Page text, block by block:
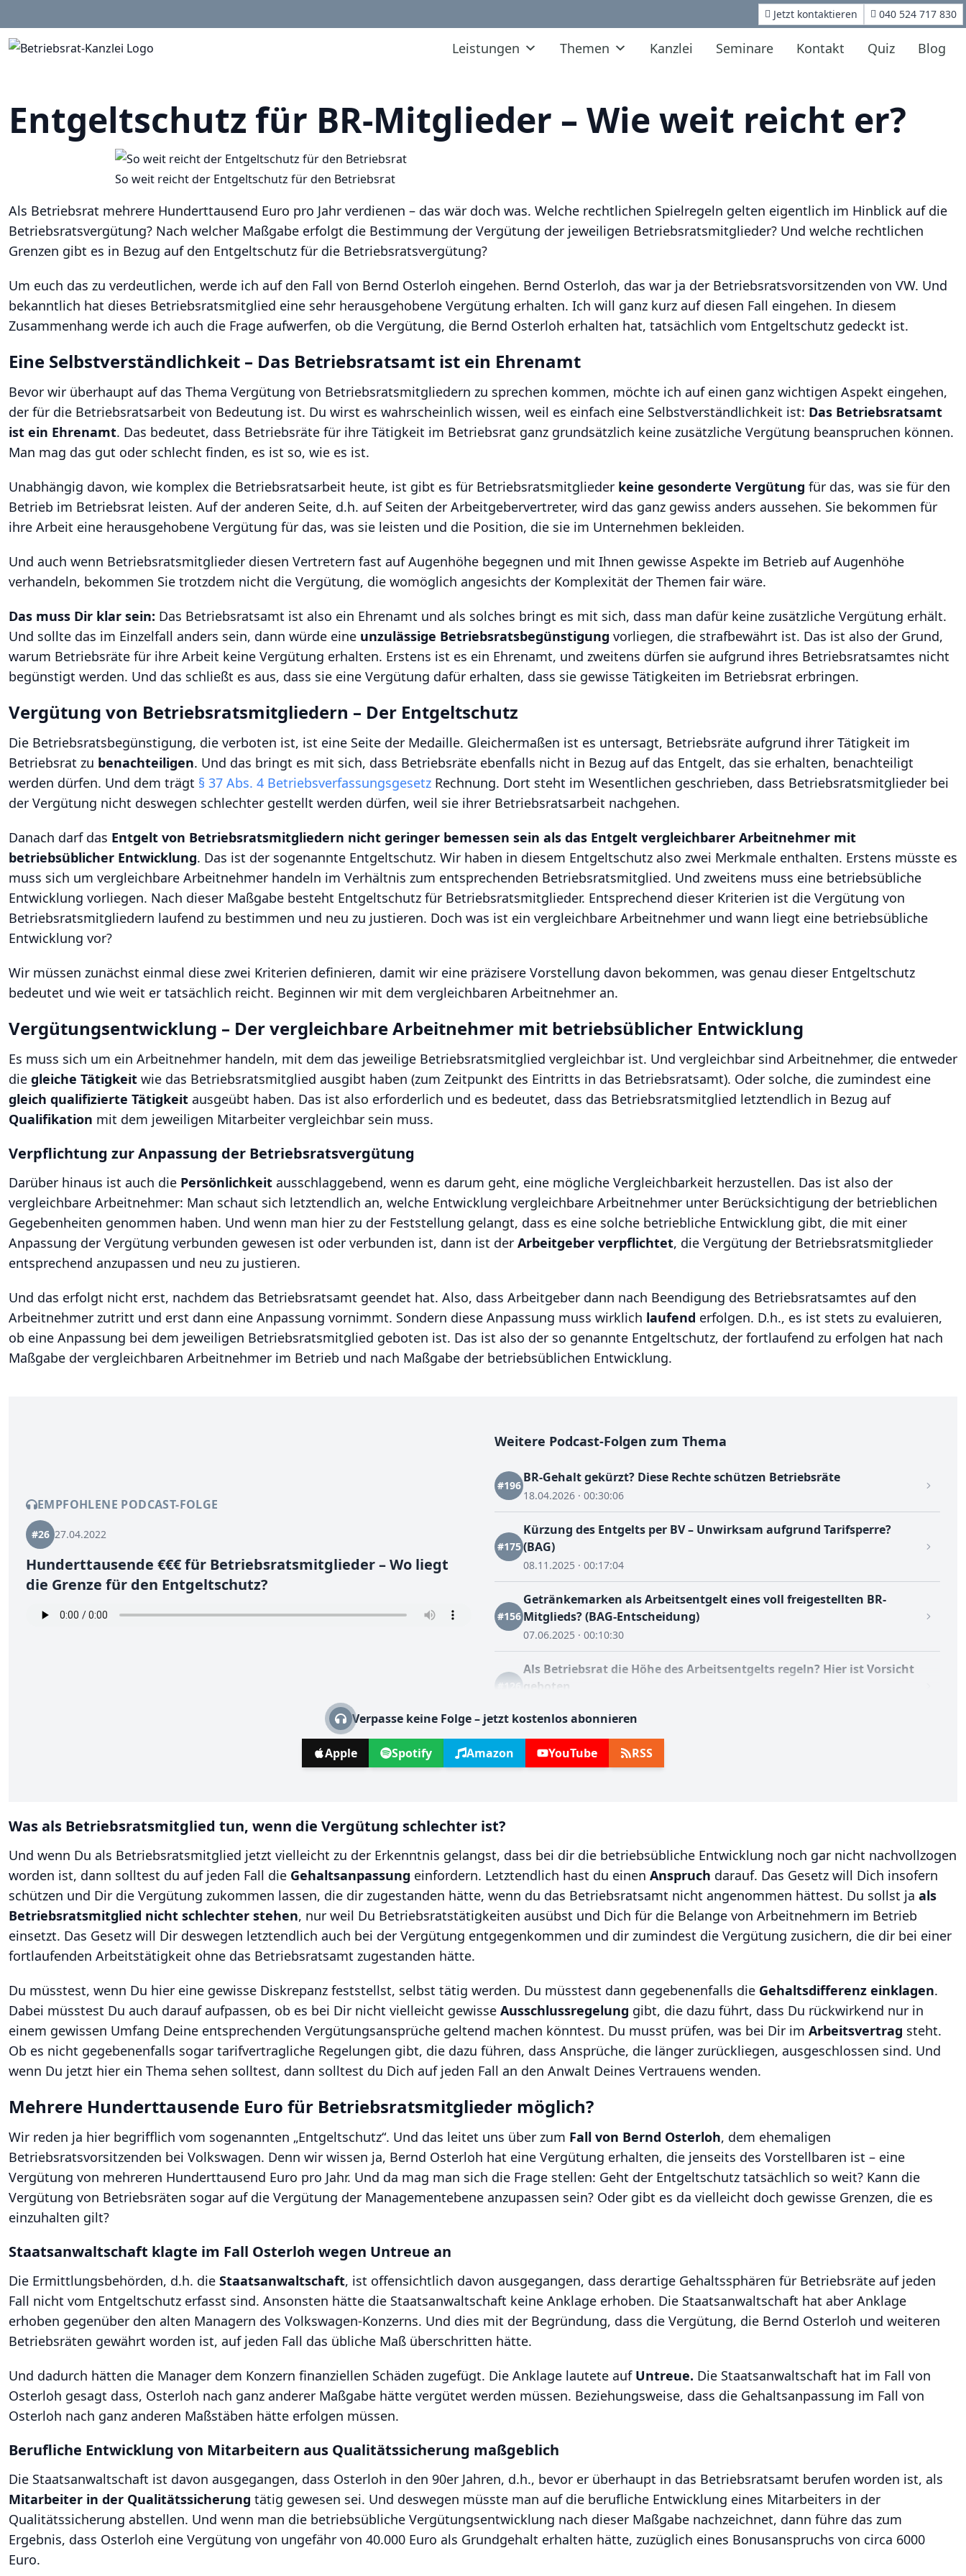
Jetzt kontaktieren 040 524 717 830
Leistungen Themen Kanzlei Seminare Kontakt Quiz Blog
Entgeltschutz für BR-Mitglieder – Wie weit reicht er?
So weit reicht der Entgeltschutz für den Betriebsrat
Als Betriebsrat mehrere Hunderttausend Euro pro Jahr verdienen – das wär doch was. Welche rechtlichen Spielregeln gelten eigentlich im Hinblick auf die
Betriebsratsvergütung? Nach welcher Maßgabe erfolgt die Bestimmung der Vergütung der jeweiligen Betriebsratsmitglieder? Und welche rechtlichen
Grenzen gibt es in Bezug auf den Entgeltschutz für die Betriebsratsvergütung?
Um euch das zu verdeutlichen, werde ich auf den Fall von Bernd Osterloh eingehen. Bernd Osterloh, das war ja der Betriebsratsvorsitzenden von VW. Und
bekanntlich hat dieses Betriebsratsmitglied eine sehr herausgehobene Vergütung erhalten. Ich will ganz kurz auf diesen Fall eingehen. In diesem
Zusammenhang werde ich auch die Frage aufwerfen, ob die Vergütung, die Bernd Osterloh erhalten hat, tatsächlich vom Entgeltschutz gedeckt ist.
Eine Selbstverständlichkeit – Das Betriebsratsamt ist ein Ehrenamt
Bevor wir überhaupt auf das Thema Vergütung von Betriebsratsmitgliedern zu sprechen kommen, möchte ich auf einen ganz wichtigen Aspekt eingehen,
der für die Betriebsratsarbeit von Bedeutung ist. Du wirst es wahrscheinlich wissen, weil es einfach eine Selbstverständlichkeit ist: Das Betriebsratsamt
ist ein Ehrenamt. Das bedeutet, dass Betriebsräte für ihre Tätigkeit im Betriebsrat ganz grundsätzlich keine zusätzliche Vergütung beanspruchen können.
Man mag das gut oder schlecht finden, es ist so, wie es ist.
Unabhängig davon, wie komplex die Betriebsratsarbeit heute, ist gibt es für Betriebsratsmitglieder keine gesonderte Vergütung für das, was sie für den
Betrieb im Betriebsrat leisten. Auf der anderen Seite, d.h. auf Seiten der Arbeitgebervertreter, wird das ganz gewiss anders aussehen. Sie bekommen für
ihre Arbeit eine herausgehobene Vergütung für das, was sie leisten und die Position, die sie im Unternehmen bekleiden.
Und auch wenn Betriebsratsmitglieder diesen Vertretern fast auf Augenhöhe begegnen und mit Ihnen gewisse Aspekte im Betrieb auf Augenhöhe
verhandeln, bekommen Sie trotzdem nicht die Vergütung, die womöglich angesichts der Komplexität der Themen fair wäre.
Das muss Dir klar sein: Das Betriebsratsamt ist also ein Ehrenamt und als solches bringt es mit sich, dass man dafür keine zusätzliche Vergütung erhält.
Und sollte das im Einzelfall anders sein, dann würde eine unzulässige Betriebsratsbegünstigung vorliegen, die strafbewährt ist. Das ist also der Grund,
warum Betriebsräte für ihre Arbeit keine Vergütung erhalten. Erstens ist es ein Ehrenamt, und zweitens dürfen sie aufgrund ihres Betriebsratsamtes nicht
begünstigt werden. Und das schließt es aus, dass sie eine Vergütung dafür erhalten, dass sie gewisse Tätigkeiten im Betriebsrat erbringen.
Vergütung von Betriebsratsmitgliedern – Der Entgeltschutz
Die Betriebsratsbegünstigung, die verboten ist, ist eine Seite der Medaille. Gleichermaßen ist es untersagt, Betriebsräte aufgrund ihrer Tätigkeit im
Betriebsrat zu benachteiligen. Und das bringt es mit sich, dass Betriebsräte ebenfalls nicht in Bezug auf das Entgelt, das sie erhalten, benachteiligt
werden dürfen. Und dem trägt § 37 Abs. 4 Betriebsverfassungsgesetz Rechnung. Dort steht im Wesentlichen geschrieben, dass Betriebsratsmitglieder bei
der Vergütung nicht deswegen schlechter gestellt werden dürfen, weil sie ihrer Betriebsratsarbeit nachgehen.
Danach darf das Entgelt von Betriebsratsmitgliedern nicht geringer bemessen sein als das Entgelt vergleichbarer Arbeitnehmer mit
betriebsüblicher Entwicklung. Das ist der sogenannte Entgeltschutz. Wir haben in diesem Entgeltschutz also zwei Merkmale enthalten. Erstens müsste es
muss sich um vergleichbare Arbeitnehmer handeln im Verhältnis zum entsprechenden Betriebsratsmitglied. Und zweitens muss eine betriebsübliche
Entwicklung vorliegen. Nach dieser Maßgabe besteht Entgeltschutz für Betriebsratsmitglieder. Entsprechend dieser Kriterien ist die Vergütung von
Betriebsratsmitgliedern laufend zu bestimmen und neu zu justieren. Doch was ist ein vergleichbare Arbeitnehmer und wann liegt eine betriebsübliche
Entwicklung vor?
Wir müssen zunächst einmal diese zwei Kriterien definieren, damit wir eine präzisere Vorstellung davon bekommen, was genau dieser Entgeltschutz
bedeutet und wie weit er tatsächlich reicht. Beginnen wir mit dem vergleichbaren Arbeitnehmer an.
Vergütungsentwicklung – Der vergleichbare Arbeitnehmer mit betriebsüblicher Entwicklung
Es muss sich um ein Arbeitnehmer handeln, mit dem das jeweilige Betriebsratsmitglied vergleichbar ist. Und vergleichbar sind Arbeitnehmer, die entweder
die gleiche Tätigkeit wie das Betriebsratsmitglied ausgibt haben (zum Zeitpunkt des Eintritts in das Betriebsratsamt). Oder solche, die zumindest eine
gleich qualifizierte Tätigkeit ausgeübt haben. Das ist also erforderlich und es bedeutet, dass das Betriebsratsmitglied letztendlich in Bezug auf
Qualifikation mit dem jeweiligen Mitarbeiter vergleichbar sein muss.
Verpflichtung zur Anpassung der Betriebsratsvergütung
Darüber hinaus ist auch die Persönlichkeit ausschlaggebend, wenn es darum geht, eine mögliche Vergleichbarkeit herzustellen. Das ist also der
vergleichbare Arbeitnehmer: Man schaut sich letztendlich an, welche Entwicklung vergleichbare Arbeitnehmer unter Berücksichtigung der betrieblichen
Gegebenheiten genommen haben. Und wenn man hier zu der Feststellung gelangt, dass es eine solche betriebliche Entwicklung gibt, die mit einer
Anpassung der Vergütung verbunden gewesen ist oder verbunden ist, dann ist der Arbeitgeber verpflichtet, die Vergütung der Betriebsratsmitglieder
entsprechend anzupassen und neu zu justieren.
Und das erfolgt nicht erst, nachdem das Betriebsratsamt geendet hat. Also, dass Arbeitgeber dann nach Beendigung des Betriebsratsamtes auf den
Arbeitnehmer zutritt und erst dann eine Anpassung vornimmt. Sondern diese Anpassung muss wirklich laufend erfolgen. D.h., es ist stets zu evaluieren,
ob eine Anpassung bei dem jeweiligen Betriebsratsmitglied geboten ist. Das ist also der so genannte Entgeltschutz, der fortlaufend zu erfolgen hat nach
Maßgabe der vergleichbaren Arbeitnehmer im Betrieb und nach Maßgabe der betriebsüblichen Entwicklung.
EMPFOHLENE PODCAST-FOLGE
#26 27.04.2022
Hunderttausende €€€ für Betriebsratsmitglieder – Wo liegt
die Grenze für den Entgeltschutz?
Weitere Podcast-Folgen zum Thema
#196
BR-Gehalt gekürzt? Diese Rechte schützen Betriebsräte
18.04.2026 · 00:30:06
#175
Kürzung des Entgelts per BV – Unwirksam aufgrund Tarifsperre?
(BAG)
08.11.2025 · 00:17:04
#156
Getränkemarken als Arbeitsentgelt eines voll freigestellten BR-
Mitglieds? (BAG-Entscheidung)
07.06.2025 · 00:10:30
#126
Als Betriebsrat die Höhe des Arbeitsentgelts regeln? Hier ist Vorsicht
geboten
Verpasse keine Folge – jetzt kostenlos abonnieren
Apple Spotify Amazon YouTube RSS
Was als Betriebsratsmitglied tun, wenn die Vergütung schlechter ist?
Und wenn Du als Betriebsratsmitglied jetzt vielleicht zu der Erkenntnis gelangst, dass bei dir die betriebsübliche Entwicklung noch gar nicht nachvollzogen
worden ist, dann solltest du auf jeden Fall die Gehaltsanpassung einfordern. Letztendlich hast du einen Anspruch darauf. Das Gesetz will Dich insofern
schützen und Dir die Vergütung zukommen lassen, die dir zugestanden hätte, wenn du das Betriebsratsamt nicht angenommen hättest. Du sollst ja als
Betriebsratsmitglied nicht schlechter stehen, nur weil Du Betriebsratstätigkeiten ausübst und Dich für die Belange von Arbeitnehmern im Betrieb
einsetzt. Das Gesetz will Dir deswegen letztendlich auch bei der Vergütung entgegenkommen und dir zumindest die Vergütung zusichern, die dir bei einer
fortlaufenden Arbeitstätigkeit ohne das Betriebsratsamt zugestanden hätte.
Du müsstest, wenn Du hier eine gewisse Diskrepanz feststellst, selbst tätig werden. Du müsstest dann gegebenenfalls die Gehaltsdifferenz einklagen.
Dabei müsstest Du auch darauf aufpassen, ob es bei Dir nicht vielleicht gewisse Ausschlussregelung gibt, die dazu führt, dass Du rückwirkend nur in
einem gewissen Umfang Deine entsprechenden Vergütungsansprüche geltend machen könntest. Du musst prüfen, was bei Dir im Arbeitsvertrag steht.
Ob es nicht gegebenenfalls sogar tarifvertragliche Regelungen gibt, die dazu führen, dass Ansprüche, die länger zurückliegen, ausgeschlossen sind. Und
wenn Du jetzt hier ein Thema sehen solltest, dann solltest du Dich auf jeden Fall an den Anwalt Deines Vertrauens wenden.
Mehrere Hunderttausende Euro für Betriebsratsmitglieder möglich?
Wir reden ja hier begrifflich vom sogenannten „Entgeltschutz“. Und das leitet uns über zum Fall von Bernd Osterloh, dem ehemaligen
Betriebsratsvorsitzenden bei Volkswagen. Denn wir wissen ja, Bernd Osterloh hat eine Vergütung erhalten, die jenseits des Vorstellbaren ist – eine
Vergütung von mehreren Hunderttausend Euro pro Jahr. Und da mag man sich die Frage stellen: Geht der Entgeltschutz tatsächlich so weit? Kann die
Vergütung von Betriebsräten sogar auf die Vergütung der Managementebene anzupassen sein? Oder gibt es da vielleicht doch gewisse Grenzen, die es
einzuhalten gilt?
Staatsanwaltschaft klagte im Fall Osterloh wegen Untreue an
Die Ermittlungsbehörden, d.h. die Staatsanwaltschaft, ist offensichtlich davon ausgegangen, dass derartige Gehaltssphären für Betriebsräte auf jeden
Fall nicht vom Entgeltschutz erfasst sind. Ansonsten hätte die Staatsanwaltschaft keine Anklage erhoben. Die Staatsanwaltschaft hat aber Anklage
erhoben gegenüber den alten Managern des Volkswagen-Konzerns. Und dies mit der Begründung, dass die Vergütung, die Bernd Osterloh und weiteren
Betriebsräten gewährt worden ist, auf jeden Fall das übliche Maß überschritten hätte.
Und dadurch hätten die Manager dem Konzern finanziellen Schäden zugefügt. Die Anklage lautete auf Untreue. Die Staatsanwaltschaft hat im Fall von
Osterloh gesagt dass, Osterloh nach ganz anderer Maßgabe hätte vergütet werden müssen. Beziehungsweise, dass die Gehaltsanpassung im Fall von
Osterloh nach ganz anderen Maßstäben hätte erfolgen müssen.
Berufliche Entwicklung von Mitarbeitern aus Qualitätssicherung maßgeblich
Die Staatsanwaltschaft ist davon ausgegangen, dass Osterloh in den 90er Jahren, d.h., bevor er überhaupt in das Betriebsratsamt berufen worden ist, als
Mitarbeiter in der Qualitätssicherung tätig gewesen sei. Und deswegen müsste man auf die berufliche Entwicklung eines Mitarbeiters in der
Qualitätssicherung abstellen. Und wenn man die betriebsübliche Vergütungsentwicklung nach dieser Maßgabe nachzeichnet, dann führe das zum
Ergebnis, dass Osterloh eine Vergütung von ungefähr von 40.000 Euro als Grundgehalt erhalten hätte, zuzüglich eines Bonusanspruchs von circa 6000
Euro.